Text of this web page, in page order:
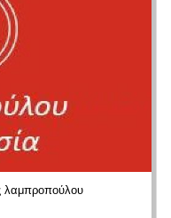
λαμπροπούλου